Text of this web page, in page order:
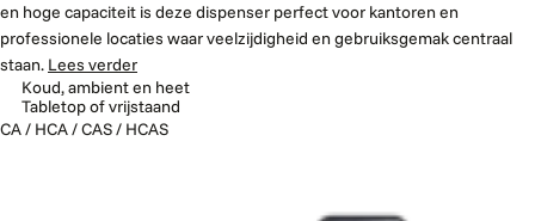
en hoge capaciteit is deze dispenser perfect voor kantoren en
professionele locaties waar veelzijdigheid en gebruiksgemak centraal
staan. Lees verder
Koud, ambient en heet
Tabletop of vrijstaand
CA / HCA / CAS / HCAS